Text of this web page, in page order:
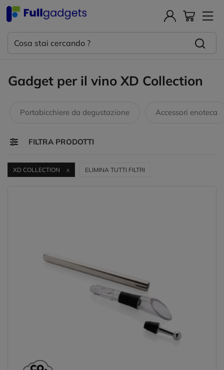
Gadget per il vino XD Collection
Portabicchiere da degustazione Accessori enoteca
Toggle navigation
FILTRA PRODOTTI
XD COLLECTION X ELIMINA TUTTI FILTRI